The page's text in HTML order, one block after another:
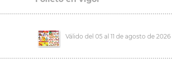
Válido del 05 al 11 de agosto de 2026